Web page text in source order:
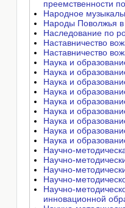
преемственности
Народное
Народы Поволжья в
Наследование по
Наставничество
Наставничество
Наука и
Наука и
Наука и
Наука и
Наука и
Наука и
Наука и
Наука и
Наука и
Научно-
Научно-
Научно-
Научно-
Научно-
инновационной